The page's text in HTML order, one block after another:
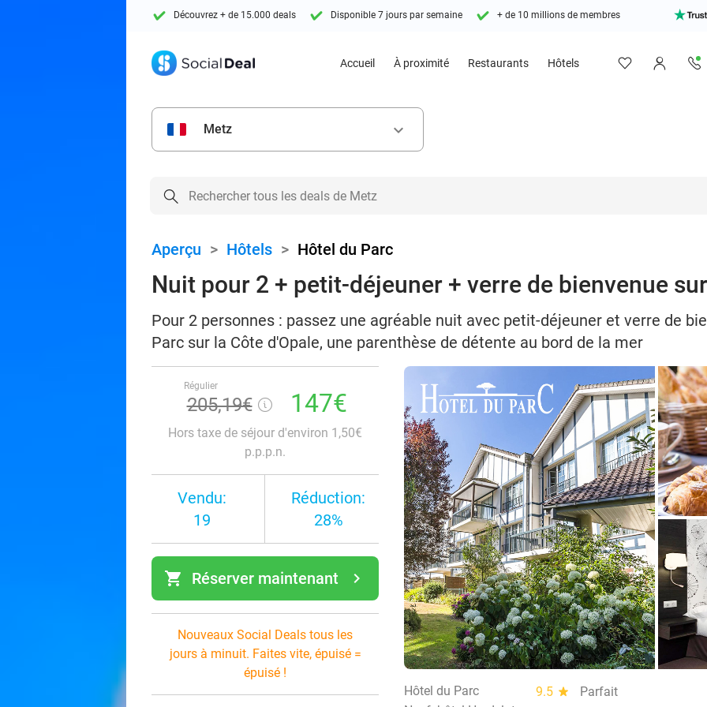
Découvrez + de 15.000 deals Disponible 7 jours par semaine + de 10 millions de membres
Accueil À proximité Restaurants Hôtels
Metz keyboard_arrow_down
Aperçu > Hôtels > Hôtel du Parc
Nuit pour 2 + petit-déjeuner + verre de bienvenue
Pour 2 personnes : passez une agréable nuit avec petit-déjeuner et verre de
Parc sur la Côte d'Opale, une parenthèse de détente au bord de la mer
Régulier
205,19€ 147€
Hors taxe de séjour d'environ 1,50€
p.p.p.n.
Vendu:
19
Réduction:
28%
shopping_cart navigate_next
Réserver maintenant
Nouveaux Social Deals tous les
jours à minuit. Faites vite, épuisé =
épuisé !
Hôtel du Parc 9.5 star
Parfait